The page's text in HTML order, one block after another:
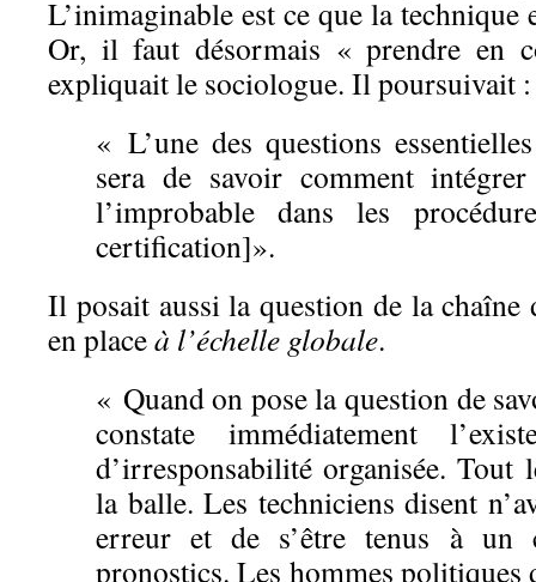
L’inimaginable est ce que la technique
Or, il faut désormais « prendre en
expliquait le sociologue. Il poursuivait :
« L’une des questions
sera de savoir comment
l’improbable dans les
certification]».
Il posait aussi la question de la chaîne
en placeà l’échelle globale.
« Quand on pose la question de
constate immédiatement
d’irresponsabilité organisée. Tout
la balle. Les techniciens disent
erreur et de s’être tenus à un
pronostics. Les hommes politiques